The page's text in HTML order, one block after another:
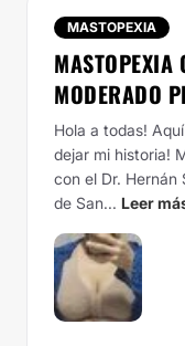
MASTOPEXIA
MASTOPEXIA
MODERADO
Hola a todas!
dejar mi historia!
con el Dr. Hernán
de San... Leer